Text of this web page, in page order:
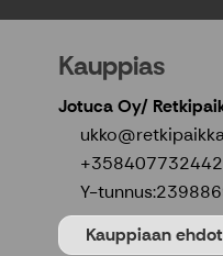
Kauppias
Jotuca Oy/
+358407732442
Y-tunnus:
Kauppiaan ehdot